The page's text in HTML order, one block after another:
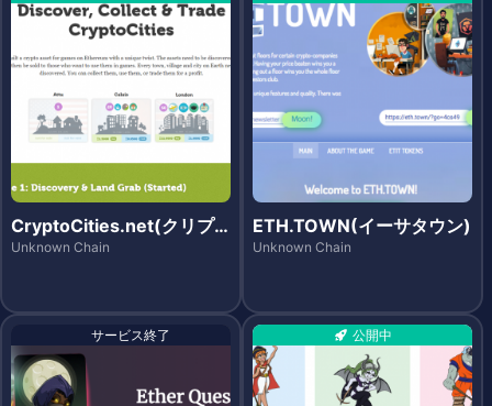
CryptoCities.net(クリプ
トシティーズ)
Unknown Chain
ETH.TOWN(イーサタウン)
Unknown Chain
サービス終了 公開中